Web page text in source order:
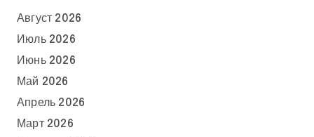
Август 2026
Июль 2026
Июнь 2026
Май 2026
Апрель 2026
Март 2026